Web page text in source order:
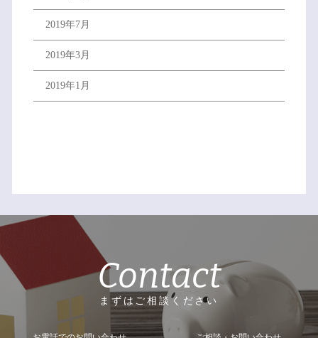
2019年7月
2019年3月
2019年1月
Contact
まずはご相談ください